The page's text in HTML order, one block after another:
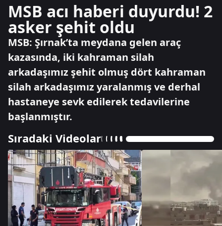
MSB acı haberi duyurdu! 2
asker şehit oldu
MSB: Şırnak’ta meydana gelen araç
kazasında, iki kahraman silah
arkadaşımız şehit olmuş dört kahraman
silah arkadaşımız yaralanmış ve derhal
hastaneye sevk edilerek tedavilerine
başlanmıştır.
Sıradaki Videolar